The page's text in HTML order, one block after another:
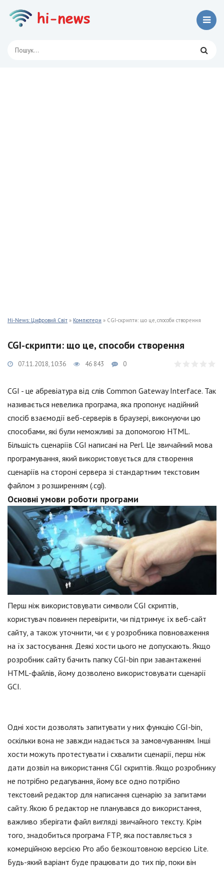
Hi-News: Цифровий Світ » Компютери » CGI-скрипти: що це, способи створення
CGI-скрипти: що це, способи створення
07.11.2018, 10:36 46 843 0
CGI - це абревіатура від слів Common Gateway Interface. Так
називається невелика програма, яка пропонує надійний
спосіб взаємодії веб-серверів в браузері, виконуючи цю
способами, які були неможливі за допомогою HTML.
Більшість сценаріїв CGI написані на Perl. Це звичайний мова
програмування, який використовується для створення
сценаріїв на стороні сервера зі стандартним текстовим
файлом з розширенням (.cgi).
Основні умови роботи програми
Перш ніж використовувати символи CGI скриптів,
користувач повинен перевірити, чи підтримує їх веб-сайт
сайту, а також уточнити, чи є у розробника повноваження
на їх застосування. Деякі хости цього не допускають. Якщо
розробник сайту бачить папку CGI-bin при завантаженні
HTML-файлів, йому дозволено використовувати сценарії
GCI.
Одні хости дозволять запитувати у них функцію CGI-bin,
оскільки вона не завжди надається за замовчуванням. Інші
хости можуть протестувати і схвалити сценарії, перш ніж
дати дозвіл на використання CGI скриптів. Якщо розробнику
не потрібно редагування, йому все одно потрібно
текстовий редактор для написання сценарію за запитами
сайту. Якою б редактор не планувався до використання,
важливо зберігати файл вигляді звичайного тексту. Крім
того, знадобиться програма FTP, яка поставляється з
комерційною версією Pro або безкоштовною версією Lite.
Будь-який варіант буде працювати до тих пір, поки він